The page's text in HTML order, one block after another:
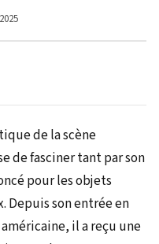
de la scène
de fasciner tant par son
pour les objets
Depuis son entrée en
il a reçu une